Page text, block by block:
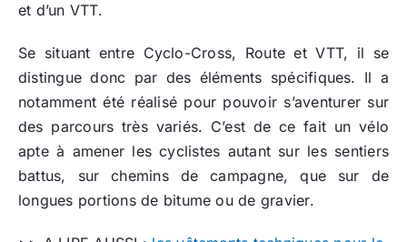
et d’un VTT.
Se situant entre Cyclo-Cross, Route et VTT, il se
distingue donc par des éléments spécifiques. Il a
notamment été réalisé pour pouvoir s’aventurer sur
des parcours très variés. C’est de ce fait un vélo
apte à amener les cyclistes autant sur les sentiers
battus, sur chemins de campagne, que sur de
longues portions de bitume ou de gravier.